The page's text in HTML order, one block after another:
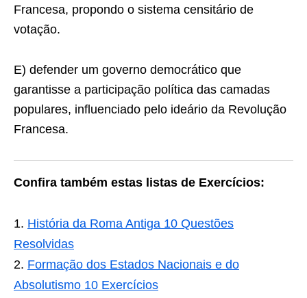
Francesa, propondo o sistema censitário de
votação.
E) defender um governo democrático que
garantisse a participação política das camadas
populares, inﬂuenciado pelo ideário da Revolução
Francesa.
Confira também estas listas de Exercícios:
História da Roma Antiga 10 Questões
Resolvidas
Formação dos Estados Nacionais e do
Absolutismo 10 Exercícios